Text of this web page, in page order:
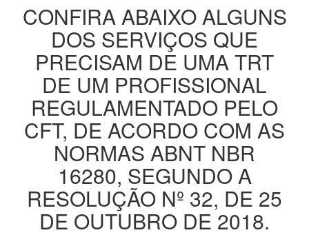
CONFIRA ABAIXO ALGUNS
DOS SERVIÇOS QUE
PRECISAM DE UMA TRT
DE UM PROFISSIONAL
REGULAMENTADO PELO
CFT, DE ACORDO COM AS
NORMAS ABNT NBR
16280, SEGUNDO A
RESOLUÇÃO Nº 32, DE 25
DE OUTUBRO DE 2018.